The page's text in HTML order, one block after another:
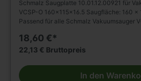
Schmalz Saugplatte 10.01.12.00921 für
VCSP-O 160x115x16.5 Saugfläche: 160 x
Passend für alle Schmalz Vakuumsauger
oder Ima geeignet!
18,60 €*
22,13 € Bruttopreis
In den